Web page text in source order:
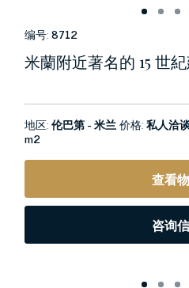
编号:8712
米蘭附近著名的 15 世
地区:伦巴第 - 米兰价格:私人洽
m2
查看
咨询